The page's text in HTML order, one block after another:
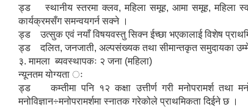
ड्ड स्थानीय स्तरमा क्लव, महिला समूह, आमा समूह, महिला
कार्यक्रमसँग समन्वयगर्न सक्ने ।
ड्ड उत्सुक एवं नयाँ विषयवस्तु सिक्न ईच्छा भएकालाई विशेष
ड्ड दलित, जनजाती, अल्पसंख्यक तथा सीमान्तकृत समुदायका
३. मामला ब्यवस्थापकः २ जना (महिला)
न्यूनतम योग्यता ः
ड्ड कम्तीमा पनि १२ कक्षा उत्तीर्ण गरी मनोपरामर्श तथा
मनोविज्ञान÷मनोपरामर्शमा स्नातक गरेकोले प्राथमिकता दिईने छ ।